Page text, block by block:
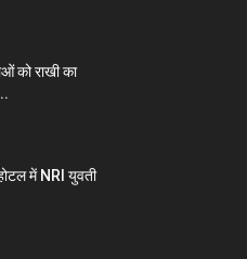
को राखी का
में NRI युवती